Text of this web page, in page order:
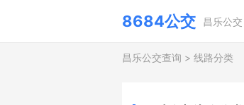
8684公交 昌乐公交
昌乐公交查询 > 线路分类